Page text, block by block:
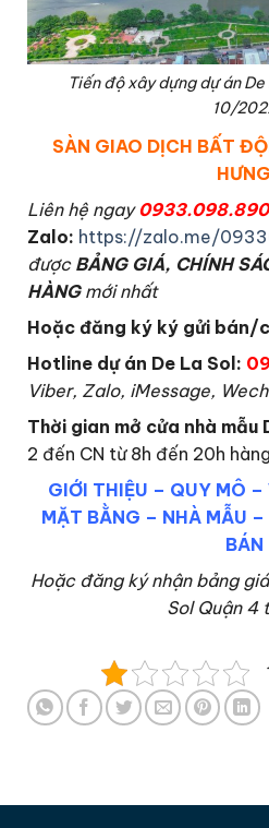
Tiến độ xây dựng dự án
10/
SÀN GIAO DỊCH BẤT
HƯNG
Liên hệ ngay 0933.098.890
Zalo: https://zalo.me/
được BẢNG GIÁ, CHÍNH
HÀNGmới nhất
Hoặc đăng ký ký gửi bán/
Hotline dự án De La Sol:
Viber, Zalo, iMessage,
Thời gian mở cửa nhà mẫu
2 đến CN từ 8h đến 20h
GIỚI THIỆU – QUY MÔ –
MẶT BẰNG – NHÀ MẪU –
BÁN
Hoặc đăng ký nhận bảng
Sol Quận 4